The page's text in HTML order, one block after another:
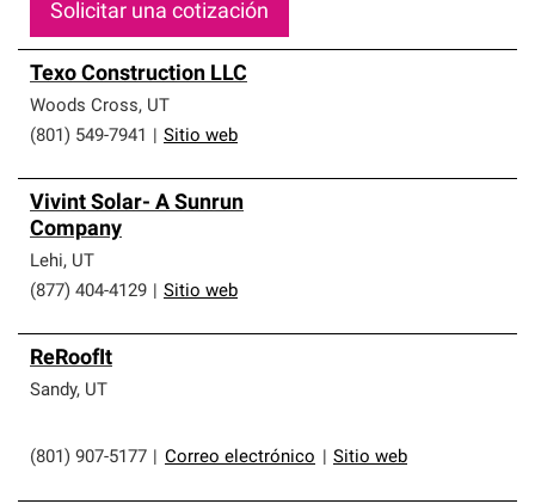
Solicitar una cotización
Texo Construction LLC
Woods Cross, UT
(801) 549-7941
Sitio web
Vivint Solar- A Sunrun
Company
Lehi, UT
(877) 404-4129
Sitio web
ReRoofIt
Sandy, UT
(801) 907-5177 Correo electrónico Sitio web